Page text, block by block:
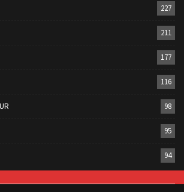
227
211
177
116
98
95
94